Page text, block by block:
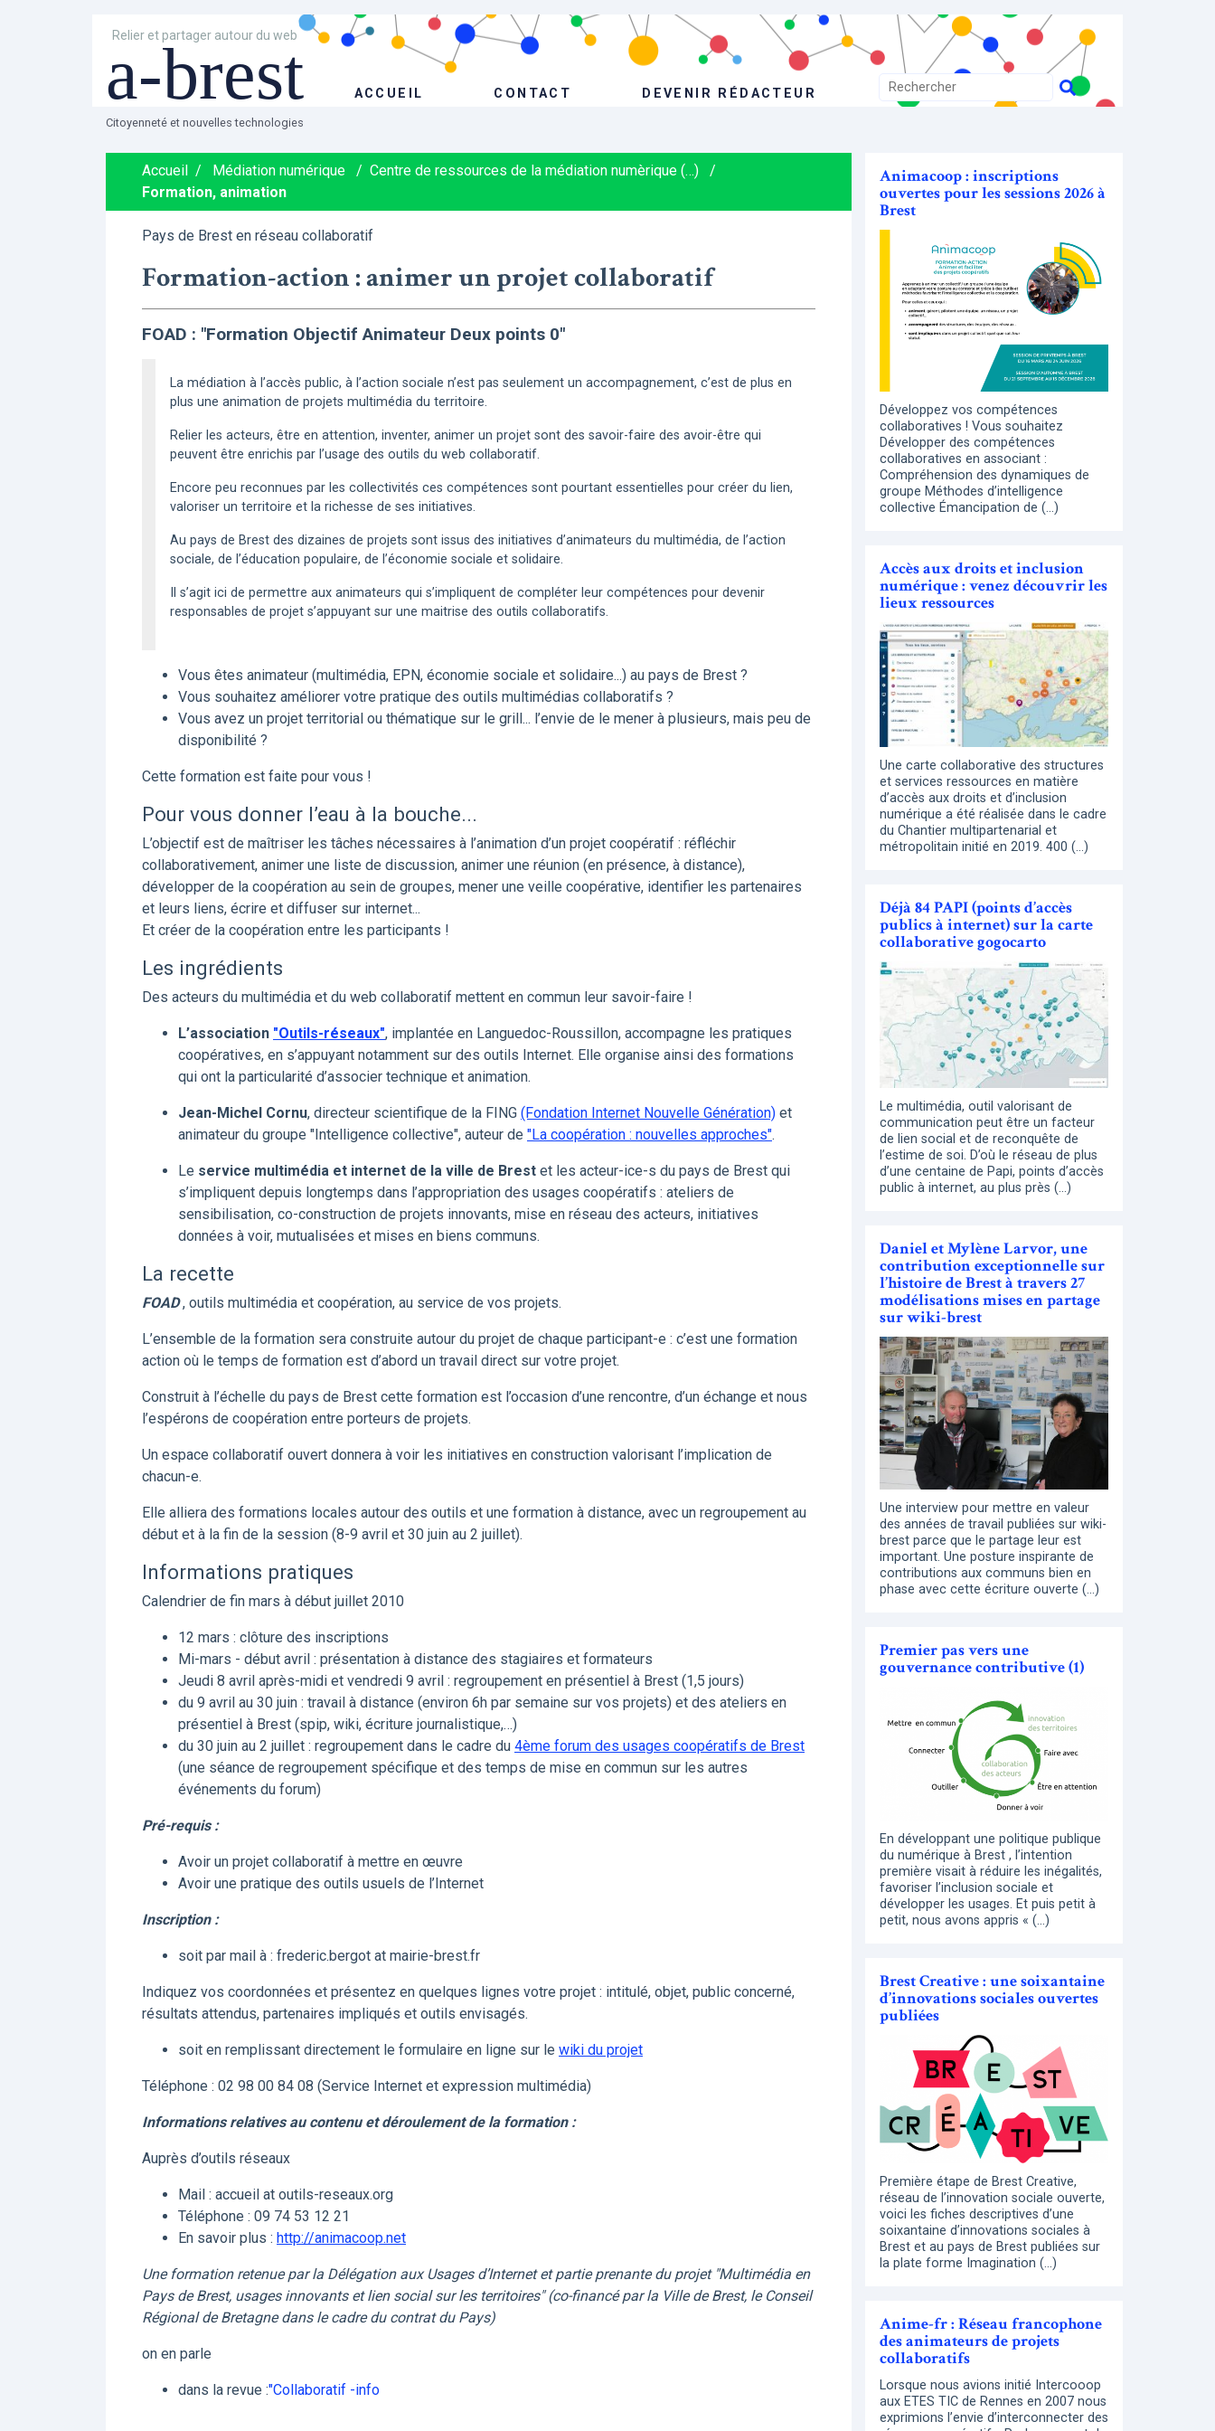
Relier et partager autour du web
a-brest ACCUEIL CONTACT DEVENIR RÉDACTEUR
Citoyenneté et nouvelles technologies
Accueil / Médiation numérique / Centre de ressources de la médiation numèrique (…)
/
Formation, animation
Pays de Brest en réseau collaboratif
Formation-action : animer un projet collaboratif
FOAD : "Formation Objectif Animateur Deux points 0"
La médiation à l’accès public, à l’action sociale n’est pas seulement un accompagnement, c’est de plus en
plus une animation de projets multimédia du territoire.
Relier les acteurs, être en attention, inventer, animer un projet sont des savoir-faire des avoir-être qui
peuvent être enrichis par l’usage des outils du web collaboratif.
Encore peu reconnues par les collectivités ces compétences sont pourtant essentielles pour créer du lien,
valoriser un territoire et la richesse de ses initiatives.
Au pays de Brest des dizaines de projets sont issus des initiatives d’animateurs du multimédia, de l’action
sociale, de l’éducation populaire, de l’économie sociale et solidaire.
Il s’agit ici de permettre aux animateurs qui s’impliquent de compléter leur compétences pour devenir
responsables de projet s’appuyant sur une maitrise des outils collaboratifs.
Vous êtes animateur (multimédia, EPN, économie sociale et solidaire...) au pays de Brest ?
Vous souhaitez améliorer votre pratique des outils multimédias collaboratifs ?
Vous avez un projet territorial ou thématique sur le grill... l’envie de le mener à plusieurs, mais peu de
disponibilité ?
Cette formation est faite pour vous !
Pour vous donner l’eau à la bouche...
L’objectif est de maîtriser les tâches nécessaires à l’animation d’un projet coopératif : réfléchir
collaborativement, animer une liste de discussion, animer une réunion (en présence, à distance),
développer de la coopération au sein de groupes, mener une veille coopérative, identifier les partenaires
et leurs liens, écrire et diffuser sur internet...
Et créer de la coopération entre les participants !
Les ingrédients
Des acteurs du multimédia et du web collaboratif mettent en commun leur savoir-faire !
L’association "Outils-réseaux", implantée en Languedoc-Roussillon, accompagne les pratiques
coopératives, en s’appuyant notamment sur des outils Internet. Elle organise ainsi des formations
qui ont la particularité d’associer technique et animation.
Jean-Michel Cornu, directeur scientifique de la FING (Fondation Internet Nouvelle Génération) et
animateur du groupe "Intelligence collective", auteur de "La coopération : nouvelles approches".
Le service multimédia et internet de la ville de Brest et les acteur-ice-s du pays de Brest qui
s’impliquent depuis longtemps dans l’appropriation des usages coopératifs : ateliers de
sensibilisation, co-construction de projets innovants, mise en réseau des acteurs, initiatives
données à voir, mutualisées et mises en biens communs.
La recette
FOAD , outils multimédia et coopération, au service de vos projets.
L’ensemble de la formation sera construite autour du projet de chaque participant-e : c’est une formation
action où le temps de formation est d’abord un travail direct sur votre projet.
Construit à l’échelle du pays de Brest cette formation est l’occasion d’une rencontre, d’un échange et nous
l’espérons de coopération entre porteurs de projets.
Un espace collaboratif ouvert donnera à voir les initiatives en construction valorisant l’implication de
chacun-e.
Elle alliera des formations locales autour des outils et une formation à distance, avec un regroupement au
début et à la fin de la session (8-9 avril et 30 juin au 2 juillet).
Informations pratiques
Calendrier de fin mars à début juillet 2010
12 mars : clôture des inscriptions
Mi-mars - début avril : présentation à distance des stagiaires et formateurs
Jeudi 8 avril après-midi et vendredi 9 avril : regroupement en présentiel à Brest (1,5 jours)
du 9 avril au 30 juin : travail à distance (environ 6h par semaine sur vos projets) et des ateliers en
présentiel à Brest (spip, wiki, écriture journalistique,…)
du 30 juin au 2 juillet : regroupement dans le cadre du 4ème forum des usages coopératifs de Brest
(une séance de regroupement spécifique et des temps de mise en commun sur les autres
événements du forum)
Pré-requis :
Avoir un projet collaboratif à mettre en œuvre
Avoir une pratique des outils usuels de l’Internet
Inscription :
soit par mail à : frederic.bergot at mairie-brest.fr
Indiquez vos coordonnées et présentez en quelques lignes votre projet : intitulé, objet, public concerné,
résultats attendus, partenaires impliqués et outils envisagés.
soit en remplissant directement le formulaire en ligne sur le wiki du projet
Téléphone : 02 98 00 84 08 (Service Internet et expression multimédia)
Informations relatives au contenu et déroulement de la formation :
Auprès d’outils réseaux
Mail : accueil at outils-reseaux.org
Téléphone : 09 74 53 12 21
En savoir plus : http://animacoop.net
Une formation retenue par la Délégation aux Usages d’Internet et partie prenante du projet "Multimédia en
Pays de Brest, usages innovants et lien social sur les territoires" (co-financé par la Ville de Brest, le Conseil
Régional de Bretagne dans le cadre du contrat du Pays)
on en parle
dans la revue :"Collaboratif -info
Animacoop : inscriptions
ouvertes pour les sessions 2026 à
Brest
Développez vos compétences
collaboratives ! Vous souhaitez
Développer des compétences
collaboratives en associant :
Compréhension des dynamiques de
groupe Méthodes d’intelligence
collective Émancipation de (…)
Accès aux droits et inclusion
numérique : venez découvrir les
lieux ressources
Une carte collaborative des structures
et services ressources en matière
d’accès aux droits et d’inclusion
numérique a été réalisée dans le cadre
du Chantier multipartenarial et
métropolitain initié en 2019. 400 (…)
Déjà 84 PAPI (points d’accès
publics à internet) sur la carte
collaborative gogocarto
Le multimédia, outil valorisant de
communication peut être un facteur
de lien social et de reconquête de
l’estime de soi. D’où le réseau de plus
d’une centaine de Papi, points d’accès
public à internet, au plus près (…)
Daniel et Mylène Larvor, une
contribution exceptionnelle sur
l’histoire de Brest à travers 27
modélisations mises en partage
sur wiki-brest
Une interview pour mettre en valeur
des années de travail publiées sur wiki-
brest parce que le partage leur est
important. Une posture inspirante de
contributions aux communs bien en
phase avec cette écriture ouverte (…)
Premier pas vers une
gouvernance contributive (1)
En développant une politique publique
du numérique à Brest , l’intention
première visait à réduire les inégalités,
favoriser l’inclusion sociale et
développer les usages. Et puis petit à
petit, nous avons appris « (…)
Brest Creative : une soixantaine
d’innovations sociales ouvertes
publiées
Première étape de Brest Creative,
réseau de l’innovation sociale ouverte,
voici les fiches descriptives d’une
soixantaine d’innovations sociales à
Brest et au pays de Brest publiées sur
la plate forme Imagination (…)
Anime-fr : Réseau francophone
des animateurs de projets
collaboratifs
Lorsque nous avions initié Intercooop
aux ETES TIC de Rennes en 2007 nous
exprimions l’envie d’interconnecter des